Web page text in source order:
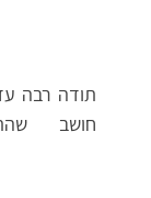
תודה רבה
חושב